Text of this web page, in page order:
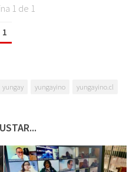
1 de 1
1
yungay yungayino yungayino.cl